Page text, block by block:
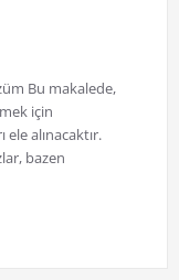
Bu makalede,
için
alınacaktır.
bazen